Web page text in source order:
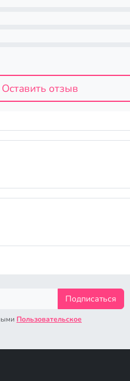
Оставить отзыв
Подписаться
Пользовательское